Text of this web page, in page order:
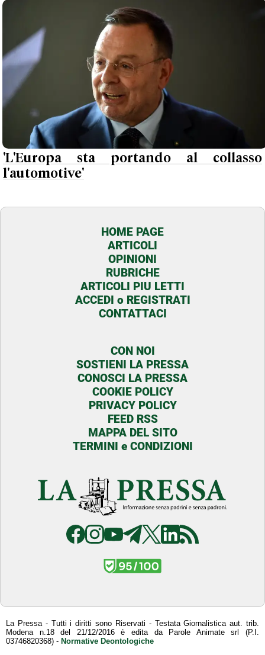
'L'Europa sta portando al collasso
l'automotive'
HOME PAGE
ARTICOLI
OPINIONI
RUBRICHE
ARTICOLI PIU LETTI
ACCEDI o REGISTRATI
CONTATTACI
CON NOI
SOSTIENI LA PRESSA
CONOSCI LA PRESSA
COOKIE POLICY
PRIVACY POLICY
FEED RSS
MAPPA DEL SITO
TERMINI e CONDIZIONI
La Pressa - Tutti i diritti sono Riservati - Testata Giornalistica aut. trib.
Modena n.18 del 21/12/2016 è edita da Parole Animate srl (P.I.
03746820368) - Normative Deontologiche